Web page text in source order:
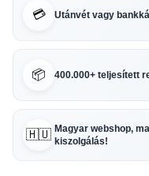
💳 Utánvét vagy
📦 400.000+ teljesített
🇭🇺 Magyar webshop,
kiszolgálás!